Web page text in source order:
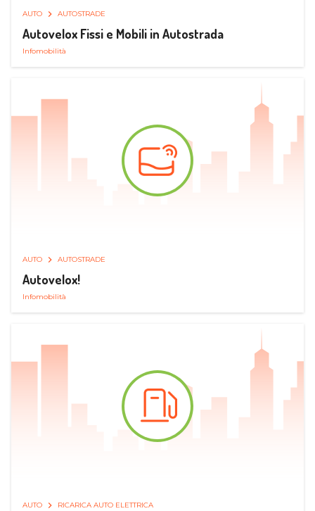
AUTO AUTOSTRADE
Autovelox Fissi e Mobili in Autostrada
Infomobilità
AUTO AUTOSTRADE
Autovelox!
Infomobilità
AUTO RICARICA AUTO ELETTRICA